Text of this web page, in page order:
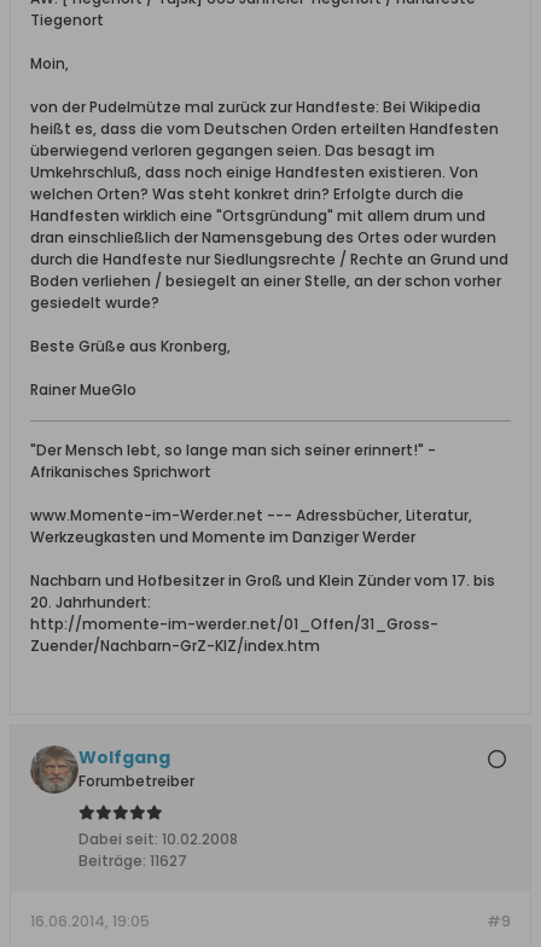
Tiegenort
Moin,
von der Pudelmütze mal zurück zur Handfeste: Bei Wikipedia
heißt es, dass die vom Deutschen Orden erteilten Handfesten
überwiegend verloren gegangen seien. Das besagt im
Umkehrschluß, dass noch einige Handfesten existieren. Von
welchen Orten? Was steht konkret drin? Erfolgte durch die
Handfesten wirklich eine "Ortsgründung" mit allem drum und
dran einschließlich der Namensgebung des Ortes oder wurden
durch die Handfeste nur Siedlungsrechte / Rechte an Grund und
Boden verliehen / besiegelt an einer Stelle, an der schon vorher
gesiedelt wurde?
Beste Grüße aus Kronberg,
Rainer MueGlo
"Der Mensch lebt, so lange man sich seiner erinnert!" -
Afrikanisches Sprichwort
www.Momente-im-Werder.net --- Adressbücher, Literatur,
Werkzeugkasten und Momente im Danziger Werder
Nachbarn und Hofbesitzer in Groß und Klein Zünder vom 17. bis
20. Jahrhundert:
http://momente-im-werder.net/01_Offen/31_Gross-
Zuender/Nachbarn-GrZ-KlZ/index.htm
Wolfgang
Forumbetreiber
Dabei seit: 10.02.2008
Beiträge: 11627
#9
16.06.2014, 19:05